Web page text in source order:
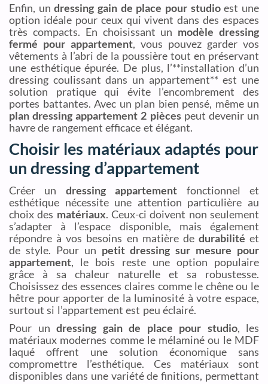
Enfin, undressing gain de place pour studioest une
option idéale pour ceux qui vivent dans des espaces
très compacts. En choisissant un modèle dressing
fermé pour appartement, vous pouvez garder vos
vêtements à l’abri de la poussière tout en préservant
une esthétique épurée. De plus, l’**installation d’un
dressing coulissant dans un appartement** est une
solution pratique qui évite l’encombrement des
portes battantes. Avec un plan bien pensé, même un
plan dressing appartement 2 piècespeut devenir un
havre de rangement efficace et élégant.
Choisir les matériaux adaptés pour
un dressing d’appartement
Créer un dressing appartement fonctionnel et
esthétique nécessite une attention particulière au
choix des matériaux. Ceux-ci doivent non seulement
s’adapter à l’espace disponible, mais également
répondre à vos besoins en matière de durabilité et
de style. Pour un petit dressing sur mesure pour
appartement, le bois reste une option populaire
grâce à sa chaleur naturelle et sa robustesse.
Choisissez des essences claires comme le chêne ou le
hêtre pour apporter de la luminosité à votre espace,
surtout si l’appartement est peu éclairé.
Pour un dressing gain de place pour studio, les
matériaux modernes comme le mélaminé ou le MDF
laqué offrent une solution économique sans
compromettre l’esthétique. Ces matériaux sont
disponibles dans une variété de finitions, permettant